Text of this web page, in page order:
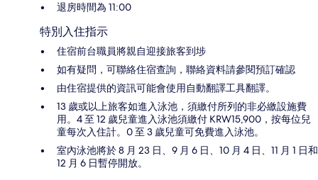
退房時間為 11:00
特別入住指示
住宿前台職員將親自迎接旅客到埗
如有疑問，可聯絡住宿查詢，聯絡資料請參閱預訂確認
由住宿提供的資訊可能會使用自動翻譯工具翻譯。
13 歲或以上旅客如進入泳池，須繳付所列的非必繳設施費
用。4 至 12 歲兒童進入泳池須繳付 KRW15,900，按每位兒
童每次入住計。0 至 3 歲兒童可免費進入泳池。
室內泳池將於 8 月 23 日、9 月 6 日、10 月 4 日、11 月 1 日和
12 月 6 日暫停開放。